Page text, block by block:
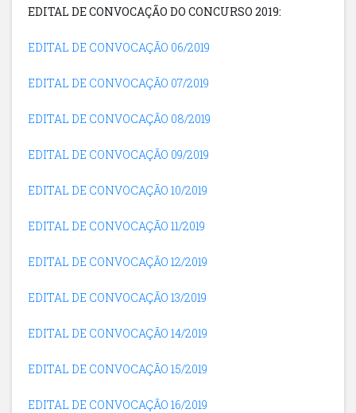
EDITAL DE CONVOCAÇÃO DO CONCURSO 2019:
EDITAL DE CONVOCAÇÃO 06/2019
EDITAL DE CONVOCAÇÃO 07/2019
EDITAL DE CONVOCAÇÃO 08/2019
EDITAL DE CONVOCAÇÃO 09/2019
EDITAL DE CONVOCAÇÃO 10/2019
EDITAL DE CONVOCAÇÃO 11/2019
EDITAL DE CONVOCAÇÃO 12/2019
EDITAL DE CONVOCAÇÃO 13/2019
EDITAL DE CONVOCAÇÃO 14/2019
EDITAL DE CONVOCAÇÃO 15/2019
EDITAL DE CONVOCAÇÃO 16/2019